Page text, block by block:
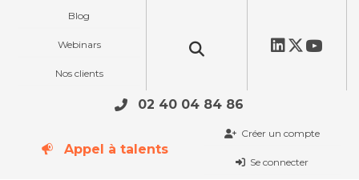
Blog
Webinars
Nos clients
02 40 04 84 86
Appel à talents
Créer un compte
Se connecter